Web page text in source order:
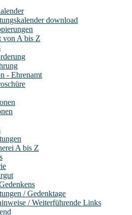
download
von A bis Z
- Ehrenamt
A bis Z
/ Gedenktage
/ Weiterführende Links